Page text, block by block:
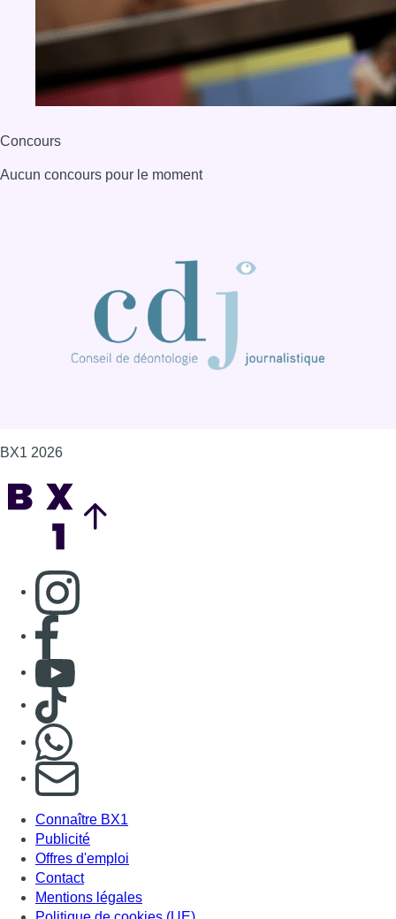
Concours
Aucun concours pour le moment
BX1 2026
Consulter page Instagram
Consulter page Facebook
Consulter Youtube
Consulter TikTok
S'abonner à notre newsletter
Connaître BX1
Publicité
Offres d'emploi
Contact
Mentions légales